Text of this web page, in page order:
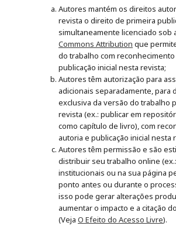
Autores mantém os direitos
revista o direito de primeira
simultaneamente licenciado sob
Commons Attribution que
do trabalho com
publicação inicial nesta revista;
Autores têm autorização para
adicionais separadamente, para
exclusiva da versão do trabalho
revista (ex.: publicar em
como capítulo de livro), com
autoria e publicação inicial nesta
Autores têm permissão e são
distribuir seu trabalho online
institucionais ou na sua página
ponto antes ou durante o
isso pode gerar alterações
aumentar o impacto e a citação
(Veja O Efeito do Acesso Livre).